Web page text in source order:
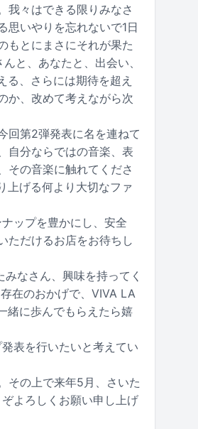
我々はできる限りみなさ
思いやりを忘れないで1日
もとにまさにそれが果た
と、あなたと、出会い、
、さらには期待を超え
か、改めて考えながら次
回第2弾発表に名を連ねて
自分ならではの音楽、表
その音楽に触れてくださ
上げる何より大切なファ
ップを豊かにし、安全
ただけるお店をお待ちし
なさん、興味を持ってく
在のおかげで、VIVA LA
緒に歩んでもらえたら嬉
表を行いたいと考えてい
その上で来年5月、さいた
よろしくお願い申し上げ